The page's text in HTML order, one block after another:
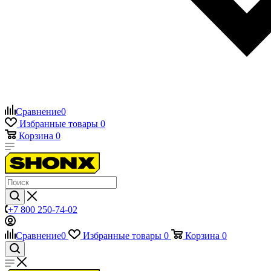
Сравнение0
Избранные товары 0
Корзина 0
+7 800 250-74-02
Сравнение0 Избранные товары 0 Корзина 0